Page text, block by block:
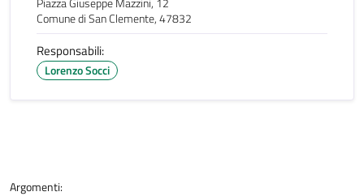
Comune di San Clemente, 47832
Responsabili:
Lorenzo Socci
Argomenti: